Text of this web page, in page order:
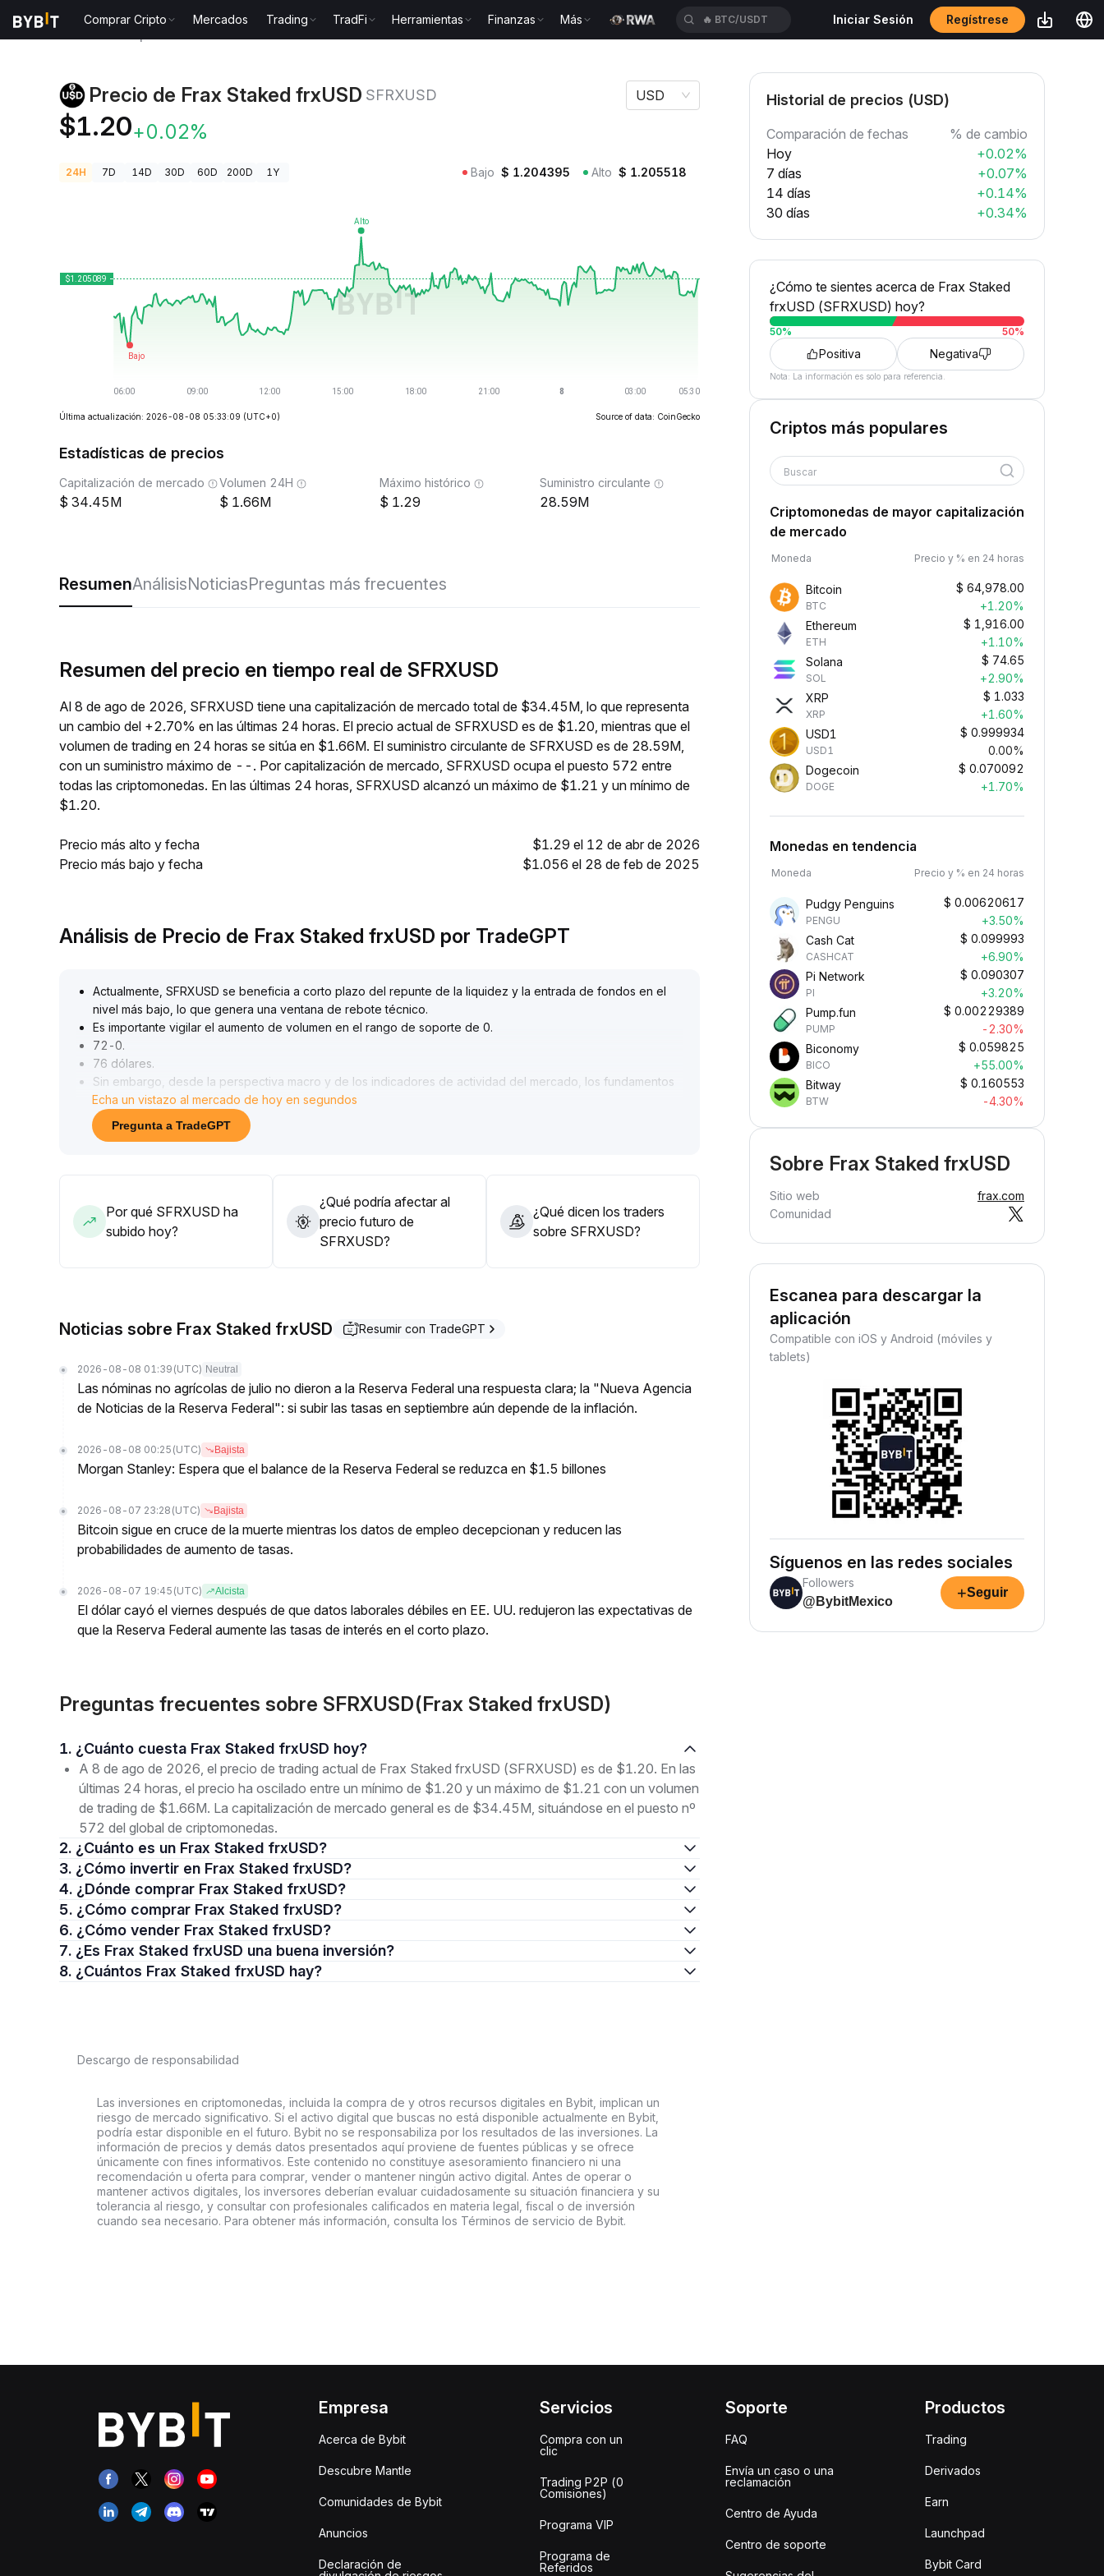
Comprar Cripto Mercados Trading TradFi Herramientas Finanzas Más 🔥 BTC/USDT Iniciar Sesión Regístrese
Precio de Frax Staked frxUSD SFRXUSD
$1.20+0.02%
USD
24H 7D 14D 30D 60D 200D 1Y Bajo $ 1.204395 Alto $ 1.205518
Última actualización: 2026-08-08 05:33:09 (UTC+0) Source of data: CoinGecko
Estadísticas de precios
Capitalización de mercado
34.45M
Volumen 24H
1.66M
Máximo histórico
1.29
Suministro circulante
28.59M
ResumenAnálisisNoticiasPreguntas más frecuentes
Resumen del precio en tiempo real de SFRXUSD
Al 8 de ago de 2026, SFRXUSD tiene una capitalización de mercado total de $34.45M, lo que representa
un cambio del +2.70% en las últimas 24 horas. El precio actual de SFRXUSD es de $1.20, mientras que el
volumen de trading en 24 horas se sitúa en $1.66M. El suministro circulante de SFRXUSD es de 28.59M,
con un suministro máximo de --. Por capitalización de mercado, SFRXUSD ocupa el puesto 572 entre
todas las criptomonedas. En las últimas 24 horas, SFRXUSD alcanzó un máximo de $1.21 y un mínimo de
$1.20.
Precio más alto y fecha
$1.29 el 12 de abr de 2026
Precio más bajo y fecha
$1.056 el 28 de feb de 2025
Análisis de Precio de Frax Staked frxUSD por TradeGPT
Actualmente, SFRXUSD se beneficia a corto plazo del repunte de la liquidez y la entrada de fondos en el
nivel más bajo, lo que genera una ventana de rebote técnico.
Es importante vigilar el aumento de volumen en el rango de soporte de 0.
72-0.
76 dólares.
Sin embargo, desde la perspectiva macro y de los indicadores de actividad del mercado, los fundamentos
a largo plazo siguen bajo presión, con volúmenes de negociación y comisiones en mínimos temporales,
careciendo de fuerza para subir
Se aconseja a los inversionistas aprovechar el rebote de corto plazo, pero mantener posiciones ligeras y
Echa un vistazo al mercado de hoy en segundos
Pregunta a TradeGPT
Por qué SFRXUSD ha
subido hoy?
¿Qué podría afectar al
precio futuro de
SFRXUSD?
¿Qué dicen los traders
sobre SFRXUSD?
Noticias sobre Frax Staked frxUSD Resumir con TradeGPT
2026-08-08 01:39 (UTC) Neutral
Las nóminas no agrícolas de julio no dieron a la Reserva Federal una respuesta clara; la "Nueva Agencia
de Noticias de la Reserva Federal": si subir las tasas en septiembre aún depende de la inflación.
2026-08-08 00:25 (UTC) Bajista
Morgan Stanley: Espera que el balance de la Reserva Federal se reduzca en $1.5 billones
2026-08-07 23:28 (UTC) Bajista
Bitcoin sigue en cruce de la muerte mientras los datos de empleo decepcionan y reducen las
probabilidades de aumento de tasas.
2026-08-07 19:45 (UTC) Alcista
El dólar cayó el viernes después de que datos laborales débiles en EE. UU. redujeron las expectativas de
que la Reserva Federal aumente las tasas de interés en el corto plazo.
Preguntas frecuentes sobre SFRXUSD(Frax Staked frxUSD)
1. ¿Cuánto cuesta Frax Staked frxUSD hoy?
A 8 de ago de 2026, el precio de trading actual de Frax Staked frxUSD (SFRXUSD) es de $1.20. En las
últimas 24 horas, el precio ha oscilado entre un mínimo de $1.20 y un máximo de $1.21 con un volumen
de trading de $1.66M. La capitalización de mercado general es de $34.45M, situándose en el puesto nº
572 del global de criptomonedas.
2. ¿Cuánto es un Frax Staked frxUSD?
3. ¿Cómo invertir en Frax Staked frxUSD?
4. ¿Dónde comprar Frax Staked frxUSD?
5. ¿Cómo comprar Frax Staked frxUSD?
6. ¿Cómo vender Frax Staked frxUSD?
7. ¿Es Frax Staked frxUSD una buena inversión?
8. ¿Cuántos Frax Staked frxUSD hay?
Descargo de responsabilidad
Las inversiones en criptomonedas, incluida la compra de y otros recursos digitales en Bybit, implican un
riesgo de mercado significativo. Si el activo digital que buscas no está disponible actualmente en Bybit,
podría estar disponible en el futuro. Bybit no se responsabiliza por los resultados de las inversiones. La
información de precios y demás datos presentados aquí proviene de fuentes públicas y se ofrece
únicamente con fines informativos. Este contenido no constituye asesoramiento financiero ni una
recomendación u oferta para comprar, vender o mantener ningún activo digital. Antes de operar o
mantener activos digitales, los inversores deberían evaluar cuidadosamente su situación financiera y su
tolerancia al riesgo, y consultar con profesionales calificados en materia legal, fiscal o de inversión
cuando sea necesario. Para obtener más información, consulta los Términos de servicio de Bybit.
Historial de precios (USD)
Comparación de fechas
% de cambio
Hoy
+0.02%
7 días
+0.07%
14 días
+0.14%
30 días
+0.34%
¿Cómo te sientes acerca de Frax Staked
frxUSD (SFRXUSD) hoy?
50% 50%
Positiva Negativa
Nota: La información es solo para referencia.
Criptos más populares
Buscar
Criptomonedas de mayor capitalización
de mercado
Moneda Precio y % en 24 horas
Bitcoin
BTC
$ 64,978.00
+1.20%
Ethereum
ETH
$ 1,916.00
+1.10%
Solana
SOL
$ 74.65
+2.90%
XRP
XRP
$ 1.033
+1.60%
USD1
USD1
$ 0.999934
0.00%
Dogecoin
DOGE
$ 0.070092
+1.70%
Monedas en tendencia
Moneda Precio y % en 24 horas
Pudgy Penguins
PENGU
$ 0.00620617
+3.50%
Cash Cat
CASHCAT
$ 0.099993
+6.90%
Pi Network
PI
$ 0.090307
+3.20%
Pump.fun
PUMP
$ 0.00229389
-2.30%
Biconomy
BICO
$ 0.059825
+55.00%
Bitway
BTW
$ 0.160553
-4.30%
Sobre Frax Staked frxUSD
Sitio web
frax.com
Comunidad
Escanea para descargar la
aplicación
Compatible con iOS y Android (móviles y
tablets)
Síguenos en las redes sociales
Followers
@BybitMexico
+Seguir
Empresa
Acerca de Bybit
Descubre Mantle
Comunidades de Bybit
Anuncios
Declaración de
Servicios
Compra con un
clic
Trading P2P (0
Comisiones)
Programa VIP
Programa de
Referidos
Soporte
FAQ
Envía un caso o una
reclamación
Centro de Ayuda
Centro de soporte
Productos
Trading
Derivados
Earn
Launchpad
Bybit Card